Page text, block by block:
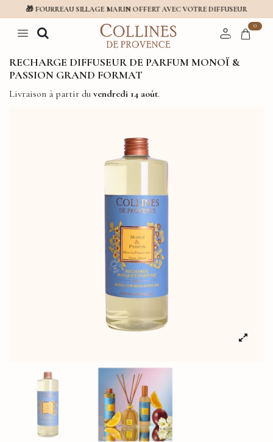
🎁 FOURREAU SILLAGE MARIN OFFERT AVEC VOTRE DIFFUSEUR
0
RECHARGE DIFFUSEUR DE PARFUM MONOÏ &
PASSION GRAND FORMAT
Livraison à partir du vendredi 14 août.